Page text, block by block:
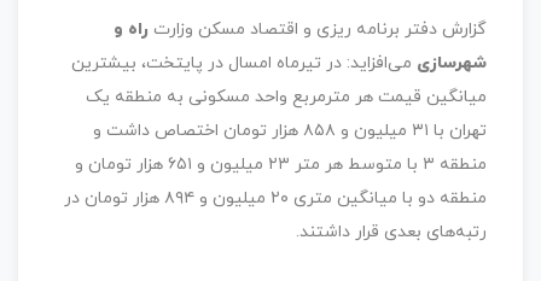
گزارش دفتر برنامه ریزی و اقتصاد مسکن وزارت راه و
شهرسازی می‌افزاید: در تیرماه امسال در پایتخت، بیشترین
میانگین قیمت هر مترمربع واحد مسکونی به منطقه یک
تهران با ۳۱ میلیون و ۸۵۸ هزار تومان اختصاص داشت و
منطقه ۳ با متوسط هر متر ۲۳ میلیون و ۶۵۱ هزار تومان و
منطقه دو با میانگین متری ۲۰ میلیون و ۸۹۴ هزار تومان در
رتبه‌های بعدی قرار داشتند.